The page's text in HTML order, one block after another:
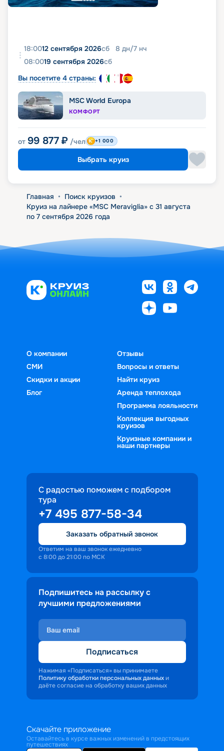
18:0012 сентября 2026сб 8 дн/7 нч
08:0019 сентября 2026сб
Вы посетите 4 страны:
MSC World Europa
КОМФОРТ
от 99 877 ₽ /чел +1 000
Выбрать круиз
Главная • Поиск круизов •
Круиз на лайнере «MSC Meraviglia» с 31 августа
по 7 сентября 2026 года
О компании
СМИ
Скидки и акции
Блог
Отзывы
Вопросы и ответы
Найти круиз
Аренда теплохода
Программа лояльности
Коллекция выгодных
круизов
Круизные компании и
наши партнеры
С радостью поможем с подбором
тура
+7 495 877-58-34
Заказать обратный звонок
Ответим на ваш звонок ежедневно
с 8:00 до 21:00 по МСК
Подпишитесь на рассылку с
лучшими предложениями
Подписаться
Нажимая «Подписаться» вы принимаете
Политику обработки персональных данных и
даёте согласие на обработку ваших данных
Скачайте приложение
Оставайтесь в курсе важных изменений в предстоящих
путешествиях